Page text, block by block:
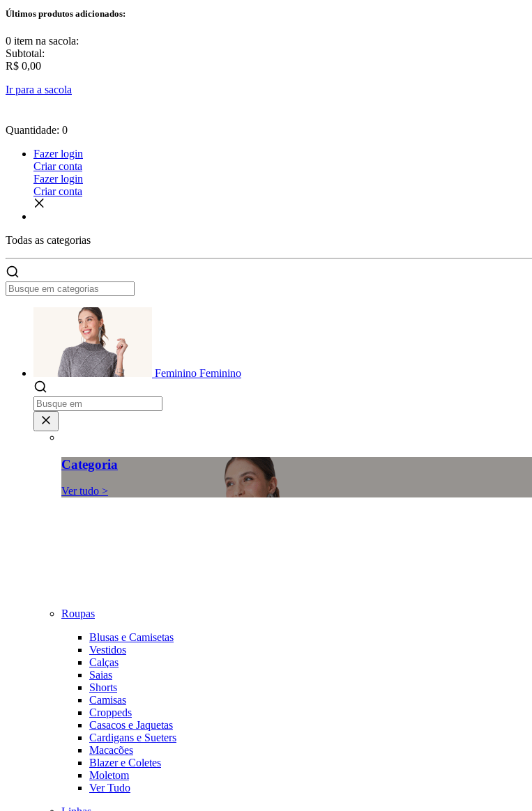
Últimos produtos adicionados:
0 item na sacola:
Subtotal:
R$ 0,00
Ir para a sacola
Quantidade: 0
Fazer login
Criar conta
Fazer login
Criar conta
Todas as categorias
Feminino Feminino
Categoria
Ver tudo >
Roupas
Blusas e Camisetas
Vestidos
Calças
Saias
Shorts
Camisas
Croppeds
Casacos e Jaquetas
Cardigans e Sueters
Macacões
Blazer e Coletes
Moletom
Ver Tudo